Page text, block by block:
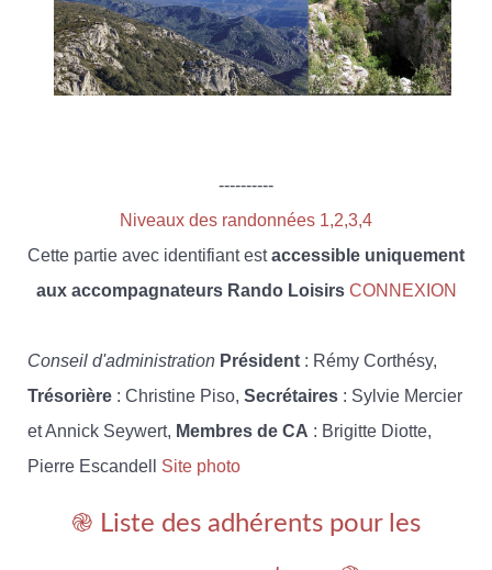
----------
Niveaux des randonnées 1,2,3,4
Cette partie avec identifiant estaccessible uniquement
aux accompagnateurs Rando Loisirs CONNEXION
Conseil d'administration Président : Rémy Corthésy,
Trésorière : Christine Piso, Secrétaires : Sylvie Mercier
et Annick Seywert, Membres de CA : Brigitte Diotte,
Pierre Escandell Site photo
֎ Liste des adhérents pour les